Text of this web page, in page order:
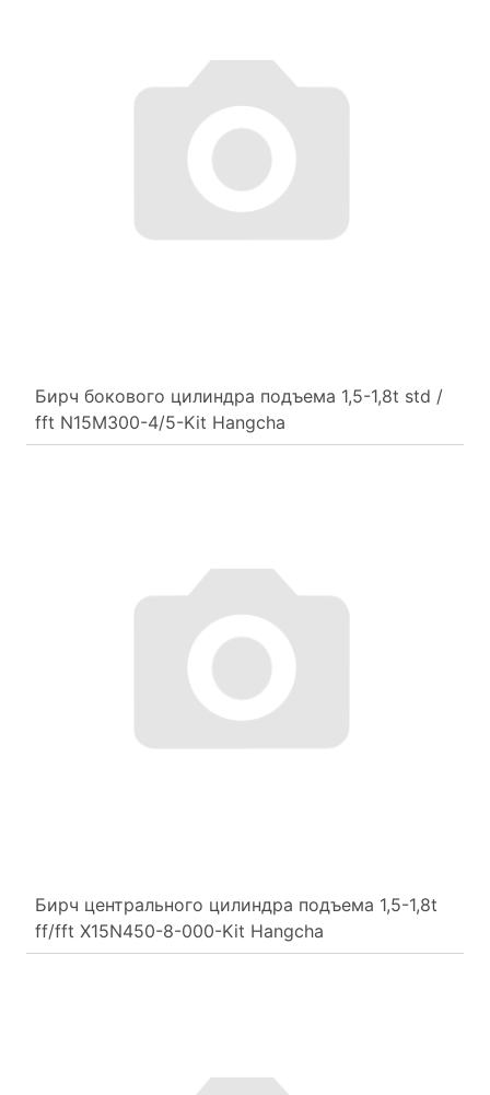
Бирч бокового цилиндра подъема 1,5-1,8t std /
fft N15M300-4/5-Kit Hangcha
Бирч центрального цилиндра подъема 1,5-1,8t
ff/fft X15N450-8-000-Kit Hangcha